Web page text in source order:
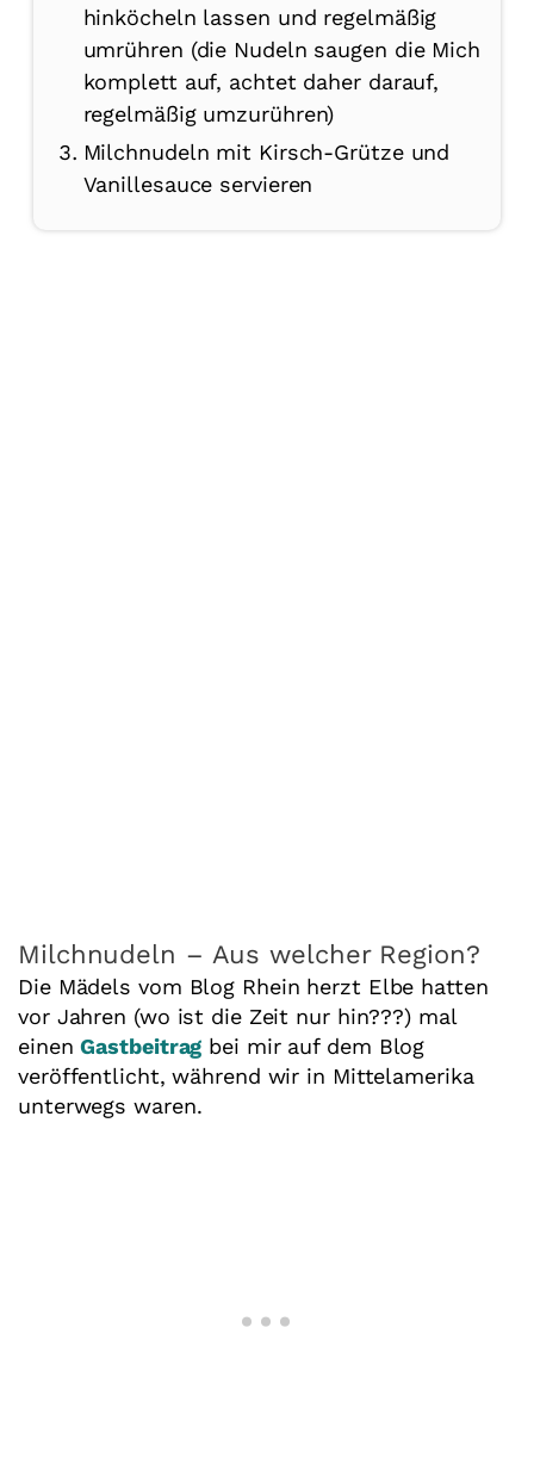
hinköcheln lassen und regelmäßig
umrühren (die Nudeln saugen die Mich
komplett auf, achtet daher darauf,
regelmäßig umzurühren)
Milchnudeln mit Kirsch-Grütze und
Vanillesauce servieren
Milchnudeln – Aus welcher Region?
Die Mädels vom Blog Rhein herzt Elbe hatten
vor Jahren (wo ist die Zeit nur hin???) mal
einenGastbeitrag bei mir auf dem Blog
veröffentlicht, während wir in Mittelamerika
unterwegs waren.